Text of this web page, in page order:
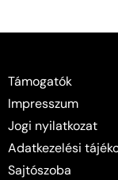
Támogatók
Impresszum
Jogi nyilatkozat
Adatkezelési
Sajtószoba